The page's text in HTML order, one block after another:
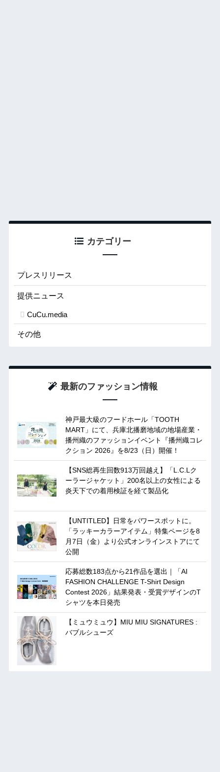
カテゴリー
プレスリリース
提供ニュース
CuCu.media
その他
最新のファッション情報
神戸最大級のフードホール「TOOTH
MART」にて、兵庫北播磨地域の地場産業・
播州織のファッションイベント『播州織コレ
クション 2026』を8/23（日）開催！
【SNS総再生回数913万回越え】「L.C.Lク
ーラージャケット」200名以上の女性による
炎天下での着用検証を経て製品化
【UNTITLED】日常をパワースポットに。
「ラッキーカラーアイテム」特集ページを8
月7日（金）より公式オンラインストアにて
公開
応募総数183点から21作品を選出｜「AI
FASHION CHALLENGE T-Shirt Design
Contest 2026」結果発表・受賞デザインのT
シャツを本日発売
【ミュウミュウ】MIU MIU SIGNATURES :
バブルシューズ